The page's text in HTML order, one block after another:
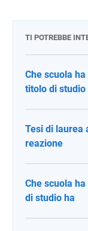
TI POTREBBE
Che scuola
titolo di studio
Tesi di laurea
reazione
Che scuola
di studio ha